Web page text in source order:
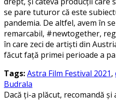
se pare tuturor că este
pandemia. De altfel, avem în
remarcabil, #newtogether,
în care zeci de artişti din
făcut faţă primei perioade a
Tags:Astra Film Festival 2021,
Budrala
Dacă ți-a plăcut, recomandă